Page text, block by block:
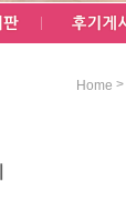
Home >